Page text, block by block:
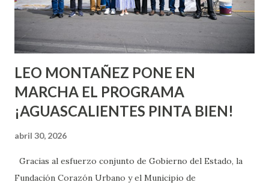
experimentarlo, pero como cualquier persona con
experiencia te dirá, siempre es mejor cuando ambas partes
son suficientemen...
LEO MONTAÑEZ PONE EN
MARCHA EL PROGRAMA
¡AGUASCALIENTES PINTA BIEN!
abril 30, 2026
Gracias al esfuerzo conjunto de Gobierno del Estado, la
Fundación Corazón Urbano y el Municipio de